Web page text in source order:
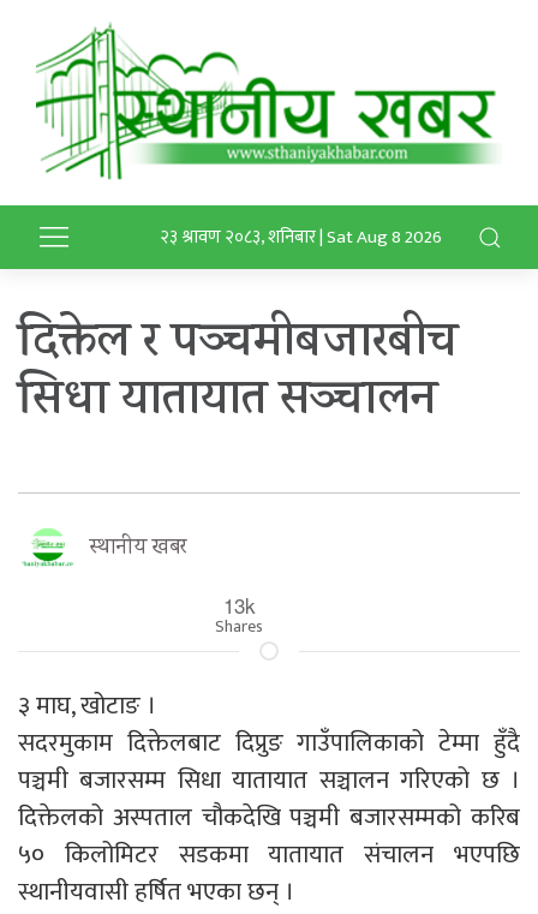
२३ श्रावण २०८३, शनिबार | Sat Aug 8 2026
दिक्तेल र पञ्चमीबजारबीच
सिधा यातायात सञ्चालन
स्थानीय खबर
13k
Shares
३ माघ, खोटाङ ।
सदरमुकाम दिक्तेलबाट दिप्रुङ गाउँपालिकाको टेम्मा हुँदै
पञ्चमी बजारसम्म सिधा यातायात सञ्चालन गरिएको छ ।
दिक्तेलको अस्पताल चौकदेखि पञ्चमी बजारसम्मको करिब
५० किलोमिटर सडकमा यातायात संचालन भएपछि
स्थानीयवासी हर्षित भएका छन् ।